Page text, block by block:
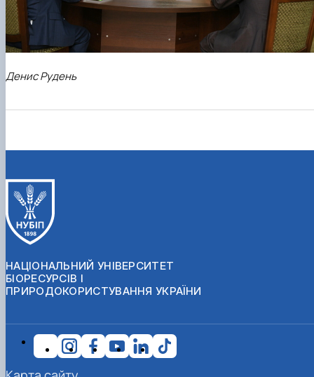
Денис Рудень
НАЦІОНАЛЬНИЙ УНІВЕРСИТЕТ
БІОРЕСУРСІВ І
ПРИРОДОКОРИСТУВАННЯ УКРАЇНИ